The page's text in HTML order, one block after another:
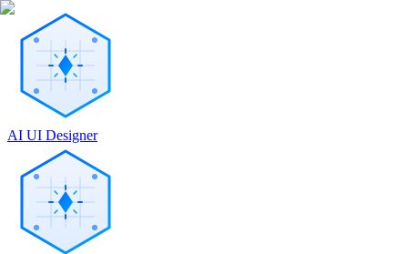
AI UI Designer